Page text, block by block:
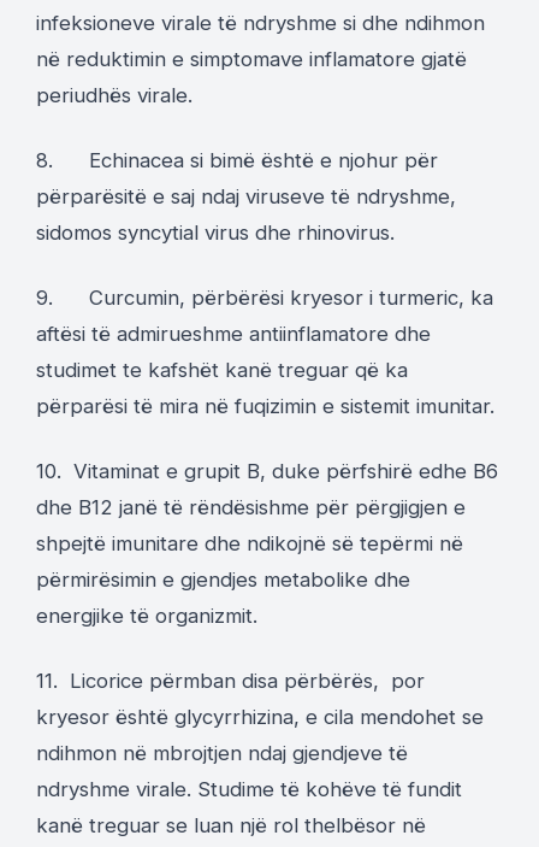
infeksioneve virale të ndryshme si dhe ndihmon
në reduktimin e simptomave inflamatore gjatë
periudhës virale.
8. Echinacea si bimë është e njohur për
përparësitë e saj ndaj viruseve të ndryshme,
sidomos syncytial virus dhe rhinovirus.
9. Curcumin, përbërësi kryesor i turmeric, ka
aftësi të admirueshme antiinflamatore dhe
studimet te kafshët kanë treguar që ka
përparësi të mira në fuqizimin e sistemit imunitar.
10. Vitaminat e grupit B, duke përfshirë edhe B6
dhe B12 janë të rëndësishme për përgjigjen e
shpejtë imunitare dhe ndikojnë së tepërmi në
përmirësimin e gjendjes metabolike dhe
energjike të organizmit.
11. Licorice përmban disa përbërës, por
kryesor është glycyrrhizina, e cila mendohet se
ndihmon në mbrojtjen ndaj gjendjeve të
ndryshme virale. Studime të kohëve të fundit
kanë treguar se luan një rol thelbësor në